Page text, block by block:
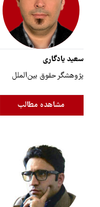
سعید یادگاری
پژوهشگر حقوق بین‌الملل
مشاهده مطالب